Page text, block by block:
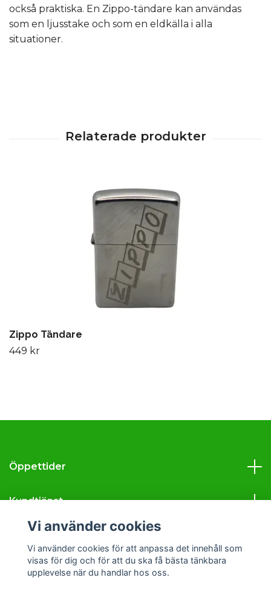
också praktiska. En Zippo-tändare kan användas
som en ljusstake och som en eldkälla i alla
situationer.
Zippo Tändare
449 kr
Öppettider
Kundtjänst
Läs mer
Sociala medier
Vi använder cookies
Vi använder cookies för att anpassa det innehåll som
visas för dig och för att du ska få bästa tänkbara
upplevelse när du handlar hos oss.